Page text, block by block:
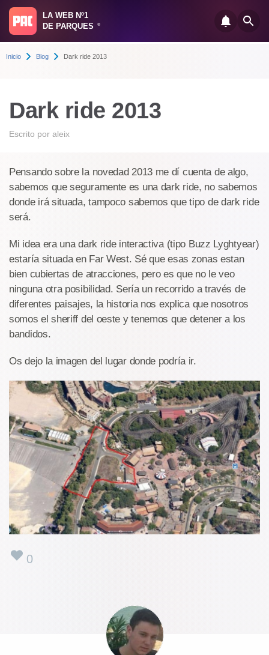
LA WEB Nº1
DE PARQUES
®
Inicio Blog Dark ride 2013
Dark ride 2013
Escrito por aleix
Pensando sobre la novedad 2013 me dí cuenta de algo,
sabemos que seguramente es una dark ride, no sabemos
donde irá situada, tampoco sabemos que tipo de dark ride
será.
Mi idea era una dark ride interactiva (tipo Buzz Lyghtyear)
estaría situada en Far West. Sé que esas zonas estan
bien cubiertas de atracciones, pero es que no le veo
ninguna otra posibilidad. Sería un recorrido a través de
diferentes paisajes, la historia nos explica que nosotros
somos el sheriff del oeste y tenemos que detener a los
bandidos.
Os dejo la imagen del lugar donde podría ir.
0